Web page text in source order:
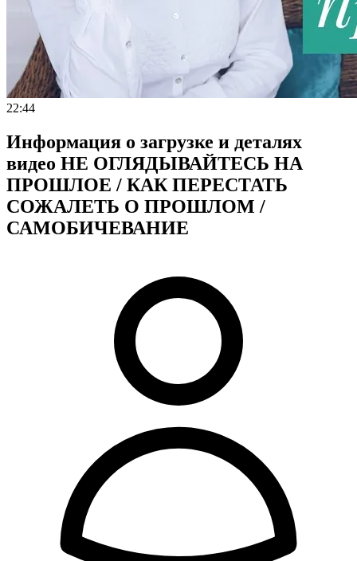
22:44
Информация о загрузке и деталях
видео НЕ ОГЛЯДЫВАЙТЕСЬ НА
ПРОШЛОЕ / КАК ПЕРЕСТАТЬ
СОЖАЛЕТЬ О ПРОШЛОМ /
САМОБИЧЕВАНИЕ